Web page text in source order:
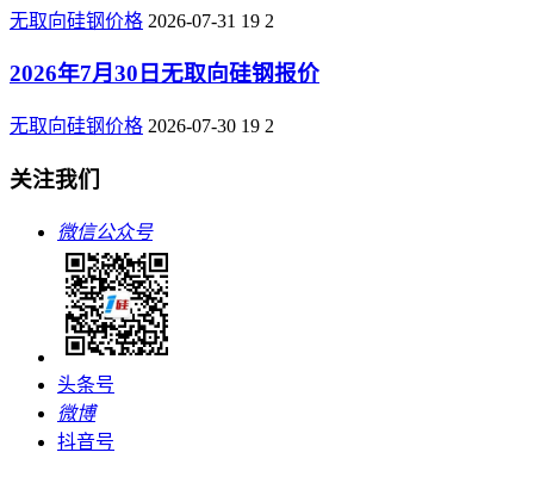
无取向硅钢价格 2026-07-31 19 2
2026年7月30日无取向硅钢报价
无取向硅钢价格 2026-07-30 19 2
关注我们
微信公众号
头条号
微博
抖音号